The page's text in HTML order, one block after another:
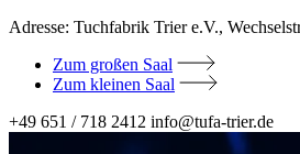
Adresse: Tuchfabrik Trier e.V.,
Zum großen Saal
Zum kleinen Saal
+49 651 / 718 2412 info@tufa-trier.de